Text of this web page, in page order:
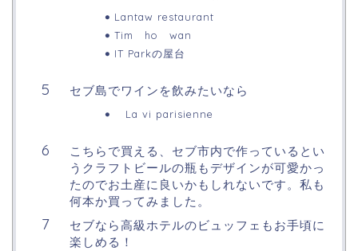
Lantaw restaurant
Tim ho wan
IT Parkの屋台
セブ島でワインを飲みたいなら
La vi parisienne
こちらで買える、セブ市内で作っているとい
うクラフトビールの瓶もデザインが可愛かっ
たのでお土産に良いかもしれないです。私も
何本か買ってみました。
セブなら高級ホテルのビュッフェもお手頃に
楽しめる！